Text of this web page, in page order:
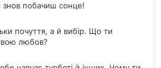
знов побачиш сонце!
почуття, а й вибір. Що ти
любов?